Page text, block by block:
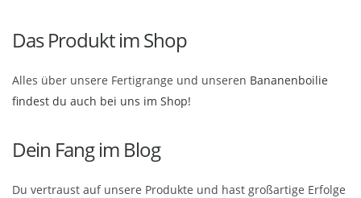
Das Produkt im Shop
Alles über unsere Fertigrange und unseren Bananenboilie
findest du auch bei uns im Shop!
Dein Fang im Blog
Du vertraust auf unsere Produkte und hast großartige Erfolge